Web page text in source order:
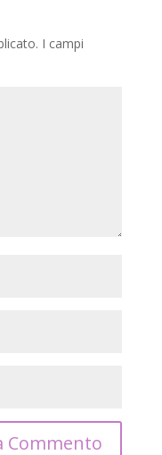
I campi